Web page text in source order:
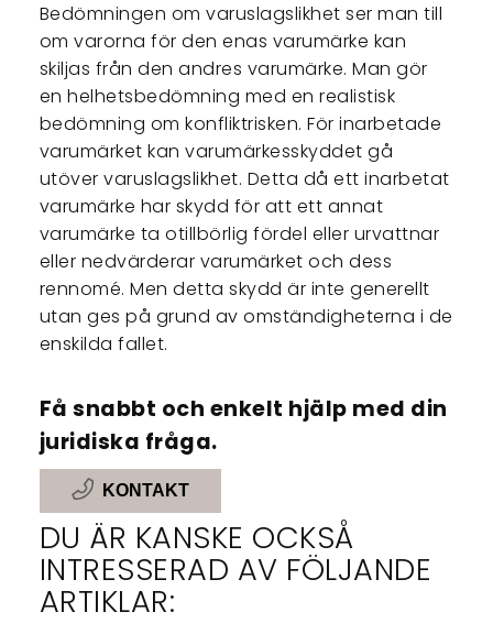
Bedömningen om varuslagslikhet ser man till
om varorna för den enas varumärke kan
skiljas från den andres varumärke. Man gör
en helhetsbedömning med en realistisk
bedömning om konfliktrisken. För inarbetade
varumärket kan varumärkesskyddet gå
utöver varuslagslikhet. Detta då ett inarbetat
varumärke har skydd för att ett annat
varumärke ta otillbörlig fördel eller urvattnar
eller nedvärderar varumärket och dess
rennomé. Men detta skydd är inte generellt
utan ges på grund av omständigheterna i de
enskilda fallet.
Få snabbt och enkelt hjälp med din
juridiska fråga.
KONTAKT
DU ÄR KANSKE OCKSÅ
INTRESSERAD AV FÖLJANDE
ARTIKLAR: